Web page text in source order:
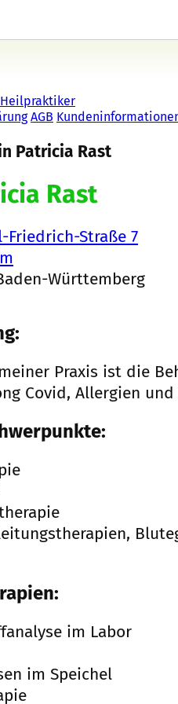
AGB
Patricia Rast
Rast
Friedrich-Straße 7
Württemberg
Praxis ist die
Covid, Allergien
im Labor
im Speichel